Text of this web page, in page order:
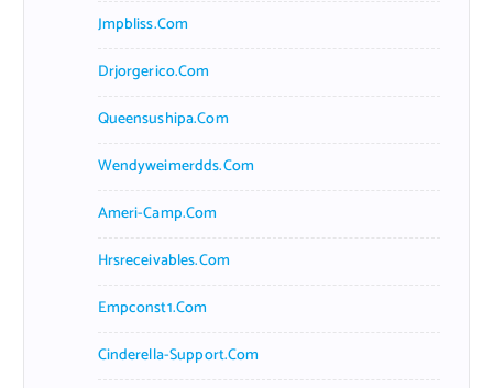
Jmpbliss.com
Drjorgerico.com
Queensushipa.com
Wendyweimerdds.com
Ameri-Camp.com
Hrsreceivables.com
Empconst1.com
Cinderella-Support.com